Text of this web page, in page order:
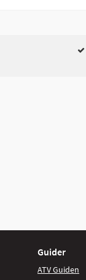
Guider
ATV Guiden